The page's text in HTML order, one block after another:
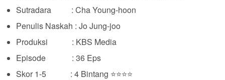
Sutradara : Cha Young-hoon
Penulis Naskah : Jo Jung-joo
Produksi : KBS Media
Episode : 36 Eps
Skor 1-5 : 4 Bintang ⭐⭐⭐⭐